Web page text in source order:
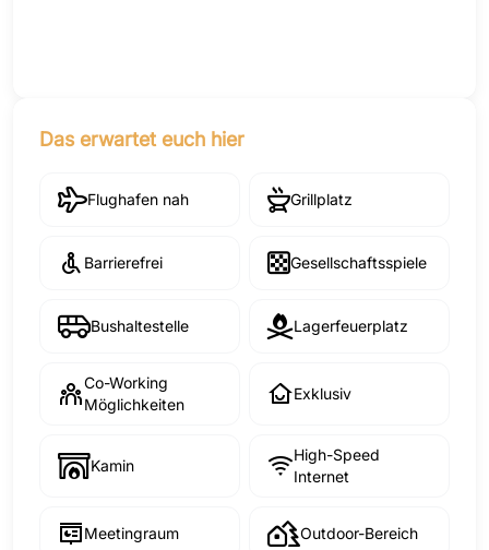
Das erwartet euch hier
Flughafen nah Grillplatz
Barrierefrei Gesellschaftsspiele
Bushaltestelle Lagerfeuerplatz
Co-Working
Möglichkeiten
Exklusiv
Kamin
High-Speed
Internet
Meetingraum Outdoor-Bereich